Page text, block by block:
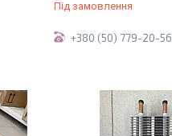
Під замовлення
+380 (50) 779-20-56